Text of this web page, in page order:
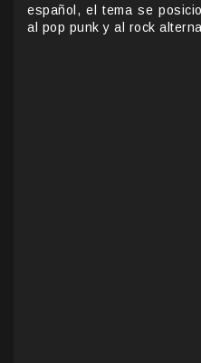
español, el tema se
al pop punk y al rock